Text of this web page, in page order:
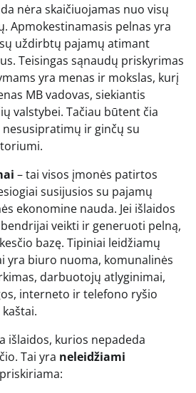
nėra skaičiuojamas nuo visų
Apmokestinamasis pelnas yra
uždirbtų pajamų atimant
Teisingas sąnaudų priskyrimas
yra menas ir mokslas, kurį
MB vadovas, siekiantis
valstybei. Tačiau būtent čia
ir ginčų su
– tai visos įmonės patirtos
susijusios su pajamų
ekonomine nauda. Jei išlaidos
veikti ir generuoti pelną,
bazę. Tipiniai leidžiamų
yra biuro nuoma, komunalinės
darbuotojų atlyginimai,
interneto ir telefono ryšio
išlaidos, kurios nepadeda
Tai yra neleidžiami